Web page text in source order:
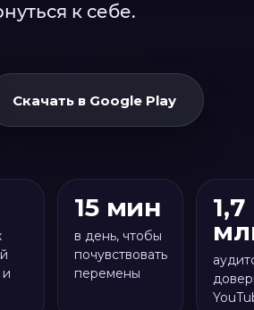
к себе.
Скачать в Google Play
15 мин
в день, чтобы
почувствовать
перемены
1,7